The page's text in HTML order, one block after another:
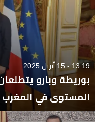
13:19 - 15 أبريل 2025
بوريطة وبارو
المستوى في المغرب